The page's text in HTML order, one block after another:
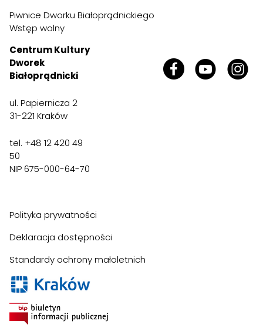
Piwnice Dworku Białoprądnickiego
Wstęp wolny
Centrum Kultury
Dworek
Białoprądnicki
ul. Papiernicza 2
31-221 Kraków
tel. +48 12 420 49
50
NIP 675-000-64-70
Polityka prywatności
Deklaracja dostępności
Standardy ochrony małoletnich